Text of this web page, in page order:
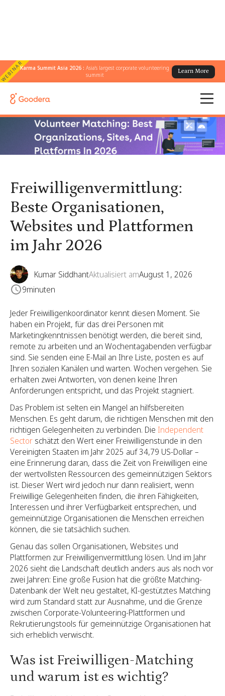
WEBINARKarma Summit Asia 2026 :Asia's largest corporate volunteering
summit
Learn More
← Alle Blogs
Plattformen im Jahr 2026
Freiwilligenvermittlung:
Beste Organisationen,
Websites und Plattformen
im Jahr 2026
Kumar SiddhantAktualisiert amAugust 1, 2026
9minuten
Jeder Freiwilligenkoordinator kennt diesen Moment. Sie
haben ein Projekt, für das drei Personen mit
Marketingkenntnissen benötigt werden, die bereit sind,
remote zu arbeiten und an Wochentagabenden verfügbar
sind. Sie senden eine E-Mail an Ihre Liste, posten es auf
Ihren sozialen Kanälen und warten. Wochen vergehen. Sie
erhalten zwei Antworten, von denen keine Ihren
Anforderungen entspricht, und das Projekt stagniert.
Das Problem ist selten ein Mangel an hilfsbereiten
Menschen. Es geht darum, die richtigen Menschen mit den
richtigen Gelegenheiten zu verbinden. Die Independent
Sector schätzt den Wert einer Freiwilligenstunde in den
Vereinigten Staaten im Jahr 2025 auf 34,79 US-Dollar –
eine Erinnerung daran, dass die Zeit von Freiwilligen eine
der wertvollsten Ressourcen des gemeinnützigen Sektors
ist. Dieser Wert wird jedoch nur dann realisiert, wenn
Freiwillige Gelegenheiten finden, die ihren Fähigkeiten,
Interessen und ihrer Verfügbarkeit entsprechen, und
gemeinnützige Organisationen die Menschen erreichen
können, die sie tatsächlich suchen.
Genau das sollen Organisationen, Websites und
Plattformen zur Freiwilligenvermittlung lösen. Und im Jahr
2026 sieht die Landschaft deutlich anders aus als noch vor
zwei Jahren: Eine große Fusion hat die größte Matching-
Datenbank der Welt neu gestaltet, KI-gestütztes Matching
wird zum Standard statt zur Ausnahme, und die Grenze
zwischen Corporate-Volunteering-Plattformen und
Rekrutierungstools für gemeinnützige Organisationen hat
sich erheblich verwischt.
Was ist Freiwilligen-Matching
und warum ist es wichtig?